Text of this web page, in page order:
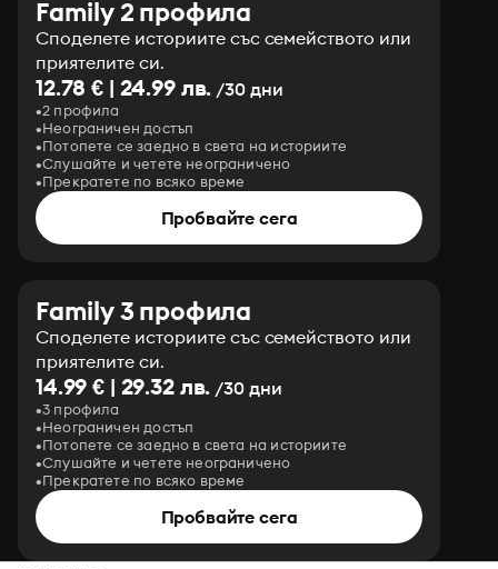
Family 2 профила
Споделете историите със семейството или
приятелите си.
12.78 € | 24.99 лв. /30 дни
2 профила
Неограничен достъп
Потопете се заедно в света на историите
Слушайте и четете неограничено
Прекратете по всяко време
Пробвайте сега
Family 3 профила
Споделете историите със семейството или
приятелите си.
14.99 € | 29.32 лв. /30 дни
3 профила
Неограничен достъп
Потопете се заедно в света на историите
Слушайте и четете неограничено
Прекратете по всяко време
Пробвайте сега